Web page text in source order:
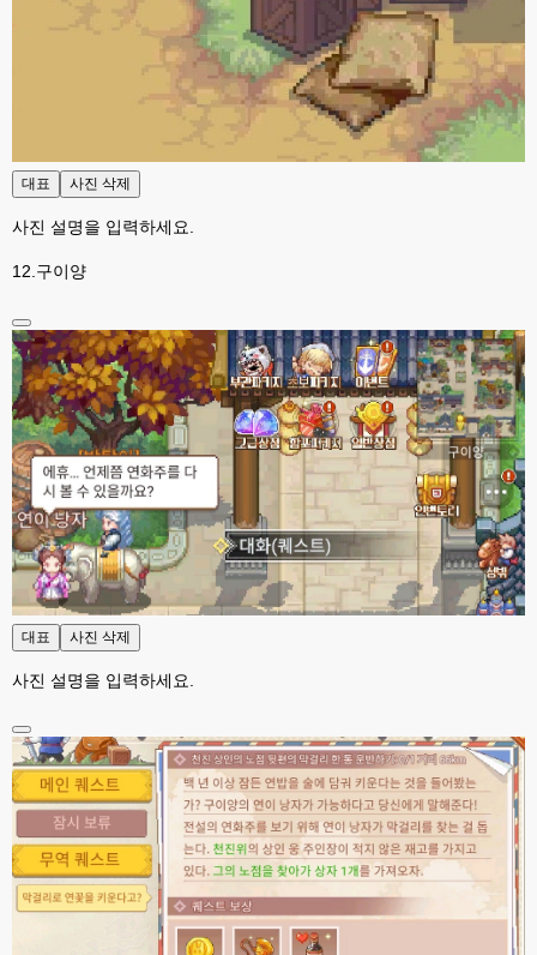
대표 사진 삭제
사진 설명을 입력하세요.
12.구이양
대표 사진 삭제
사진 설명을 입력하세요.
채팅창 위에 갑자기
빈 API 응답입니다. 라고 뜨는데 이건 머죵? 아무도 없어 뜬걸까용 ㅎ-ㅎ
23:53
esils 23:54
수정이 됬을려나요 ;ㅁ ;
고게임77
된거같긴한데용 ㅎㅎ
esils 23:55
위에 접속자 2로 나와야하는데
고게임77 00:00
그건 아직 그대로 인데용 ㅎㅎ
esils 00:00
이거나 수정해야겟어요 하핫 ;;
esils 00:01
다른기능은 다 잘 작동중이니 털썩 ...
고게임77
테스트하는동안 전 안나가고있겠습니다. ㅋㅋ
esils 00:04
라이믹스로 갈아타야되나 말아야하나 심히 고민중입니다 ㅋ
00:04
워드프레스는 영 손에 안맞고 ..
고게임77
이거 아직 xe1인가용